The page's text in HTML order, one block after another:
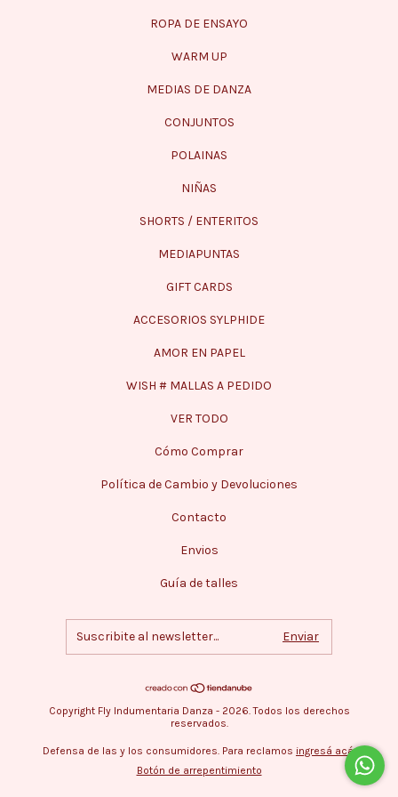
ROPA DE ENSAYO
WARM UP
MEDIAS DE DANZA
CONJUNTOS
POLAINAS
NIÑAS
SHORTS / ENTERITOS
MEDIAPUNTAS
GIFT CARDS
ACCESORIOS SYLPHIDE
AMOR EN PAPEL
WISH # MALLAS A PEDIDO
VER TODO
Cómo Comprar
Política de Cambio y Devoluciones
Contacto
Envios
Guía de talles
Copyright Fly Indumentaria Danza - 2026. Todos los derechos
reservados.
Defensa de las y los consumidores. Para reclamos ingresá acá.
Botón de arrepentimiento